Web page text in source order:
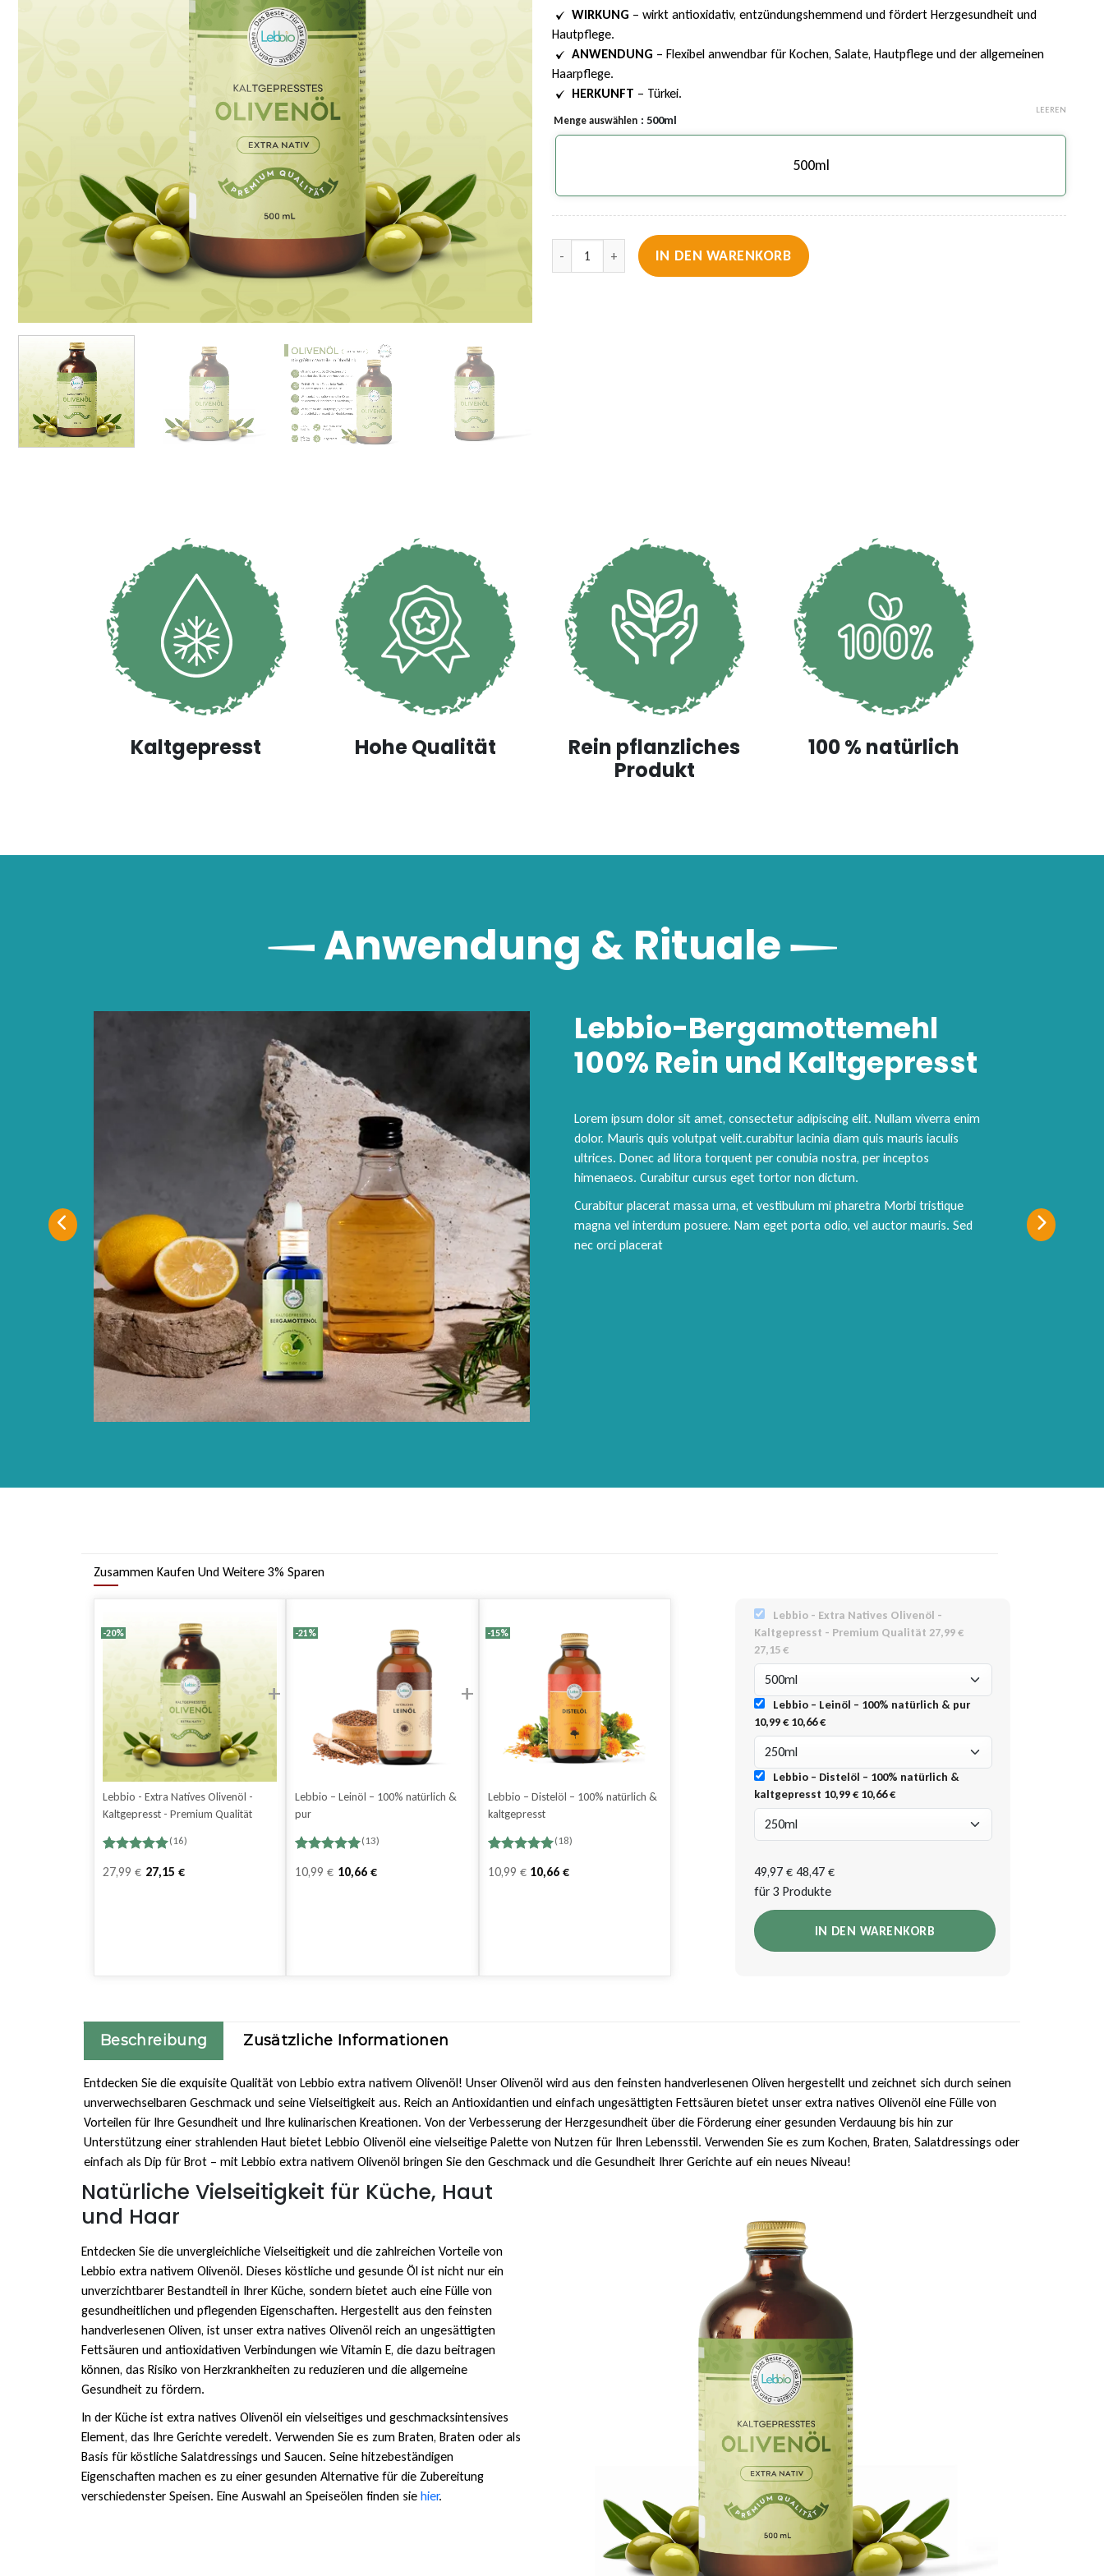
WIRKUNG – wirkt antioxidativ, entzündungshemmend und fördert Herzgesundheit und
Hautpflege.
ANWENDUNG – Flexibel anwendbar für Kochen, Salate, Hautpflege und der allgemeinen
Haarpflege.
HERKUNFT – Türkei.
Menge auswählen : 500ml
500ml
LEEREN
Lebbio - Extra Natives Olivenöl - Kaltgepresst - Premium Qualität Menge
IN DEN WARENKORB
Kaltgepresst Hohe Qualität
Rein pflanzliches
Produkt
100 % natürlich
Anwendung & Rituale
Lebbio-Bergamottemehl
100% Rein und Kaltgepresst
Lorem ipsum dolor sit amet, consectetur adipiscing elit. Nullam viverra enim
dolor. Mauris quis volutpat velit.curabitur lacinia diam quis mauris iaculis
ultrices. Donec ad litora torquent per conubia nostra, per inceptos
himenaeos. Curabitur cursus eget tortor non dictum.
Curabitur placerat massa urna, et vestibulum mi pharetra Morbi tristique
magna vel interdum posuere. Nam eget porta odio, vel auctor mauris. Sed
nec orci placerat
Zusammen Kaufen Und Weitere 3% Sparen
-20%
Lebbio - Extra Natives Olivenöl -
Kaltgepresst - Premium Qualität
mit4.94
(16)
27,99 €
Ursprünglicher
27,15 €
Aktueller
-21%
Lebbio – Leinöl – 100% natürlich &
pur
mit5.00
(13)
10,99€
Ursprünglicher
10,66€
Aktueller
-15%
Lebbio – Distelöl – 100% natürlich &
kaltgepresst
mit5.00
(18)
10,99 €
Ursprünglicher
10,66€
Aktueller
Lebbio - Extra Natives Olivenöl -
Kaltgepresst - Premium Qualität 27,99 €
27,15 €
Lebbio – Leinöl – 100% natürlich & pur
10,99 € 10,66 €
Lebbio – Distelöl – 100% natürlich &
kaltgepresst 10,99 € 10,66 €
49,97 € 48,47 €
für 3 Produkte
IN DEN WARENKORB
Beschreibung Zusätzliche Informationen
Entdecken Sie die exquisite Qualität von Lebbio extra nativem Olivenöl! Unser Olivenöl wird aus den feinsten handverlesenen Oliven hergestellt und zeichnet sich durch seinen
unverwechselbaren Geschmack und seine Vielseitigkeit aus. Reich an Antioxidantien und einfach ungesättigten Fettsäuren bietet unser extra natives Olivenöl eine Fülle von
Vorteilen für Ihre Gesundheit und Ihre kulinarischen Kreationen. Von der Verbesserung der Herzgesundheit über die Förderung einer gesunden Verdauung bis hin zur
Unterstützung einer strahlenden Haut bietet Lebbio Olivenöl eine vielseitige Palette von Nutzen für Ihren Lebensstil. Verwenden Sie es zum Kochen, Braten, Salatdressings oder
einfach als Dip für Brot – mit Lebbio extra nativem Olivenöl bringen Sie den Geschmack und die Gesundheit Ihrer Gerichte auf ein neues Niveau!
Natürliche Vielseitigkeit für Küche, Haut
und Haar
Entdecken Sie die unvergleichliche Vielseitigkeit und die zahlreichen Vorteile von
Lebbio extra nativem Olivenöl. Dieses köstliche und gesunde Öl ist nicht nur ein
unverzichtbarer Bestandteil in Ihrer Küche, sondern bietet auch eine Fülle von
gesundheitlichen und pflegenden Eigenschaften. Hergestellt aus den feinsten
handverlesenen Oliven, ist unser extra natives Olivenöl reich an ungesättigten
Fettsäuren und antioxidativen Verbindungen wie Vitamin E, die dazu beitragen
können, das Risiko von Herzkrankheiten zu reduzieren und die allgemeine
Gesundheit zu fördern.
In der Küche ist extra natives Olivenöl ein vielseitiges und geschmacksintensives
Element, das Ihre Gerichte veredelt. Verwenden Sie es zum Braten, Braten oder als
Basis für köstliche Salatdressings und Saucen. Seine hitzebeständigen
Eigenschaften machen es zu einer gesunden Alternative für die Zubereitung
verschiedenster Speisen. Eine Auswahl an Speiseölen finden sie hier.